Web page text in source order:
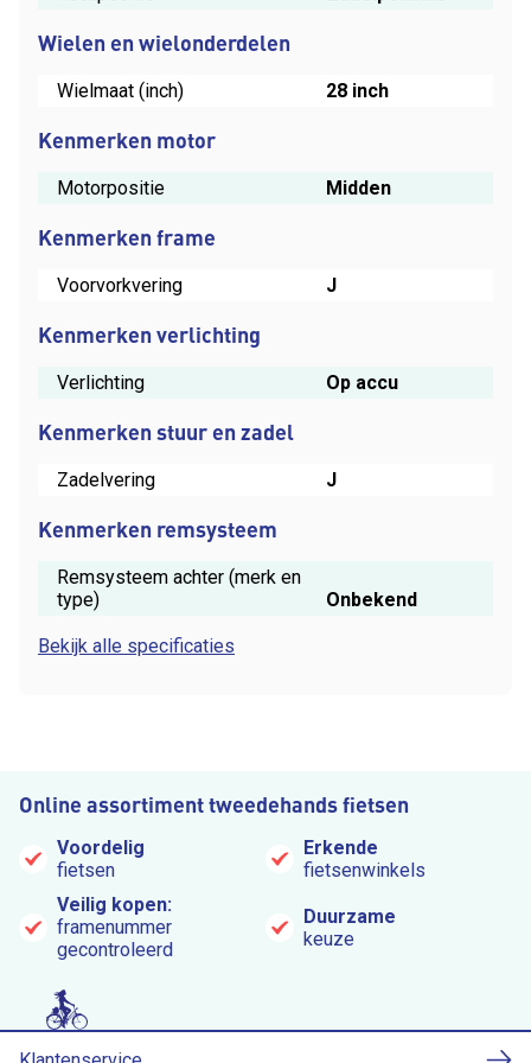
Wielen en wielonderdelen
Wielmaat (inch) 28 inch
Kenmerken motor
Motorpositie Midden
Kenmerken frame
Voorvorkvering J
Kenmerken verlichting
Verlichting Op accu
Kenmerken stuur en zadel
Zadelvering J
Kenmerken remsysteem
Remsysteem achter (merk en
type)
Onbekend
Bekijk alle specificaties
Online assortiment tweedehands fietsen
Voordelig
fietsen
Erkende
fietsenwinkels
Veilig kopen:
framenummer
gecontroleerd
Duurzame
keuze